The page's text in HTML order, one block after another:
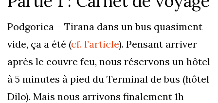
Podgorica – Tirana dans un bus quasiment
vide, ça a été (cf. l’article). Pensant arriver
après le couvre feu, nous réservons un hôtel
à 5 minutes à pied du Terminal de bus (hôtel
Dilo). Mais nous arrivons finalement 1h